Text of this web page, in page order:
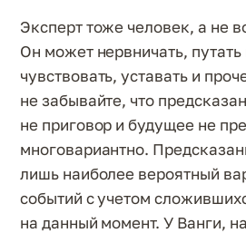
Эксперт тоже человек, а не
Он может нервничать,
чувствовать, уставать и
не забывайте, что
не приговор и будущее не
многовариантно.
лишь наиболее вероятный
событий с учетом
на данный момент. У Ванги,